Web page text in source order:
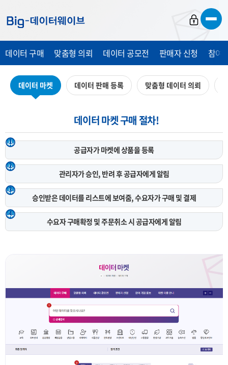
가
가
가
데이터 구매 맞춤형 의뢰 데이터 공모전 판매자 신청 참여
데이터 마켓 데이터 판매 등록 맞춤형 데이터 의뢰
데이터 마켓 구매 절차!
1
공급자가 마켓에상품을 등록
2
관리자가 승인, 반려 후공급자에게 알림
3
승인받은 데이터를 리스트에 보여줌,수요자가 구매 및 결제
4
수요자 구매확정 및 주문취소 시공급자에게 알림